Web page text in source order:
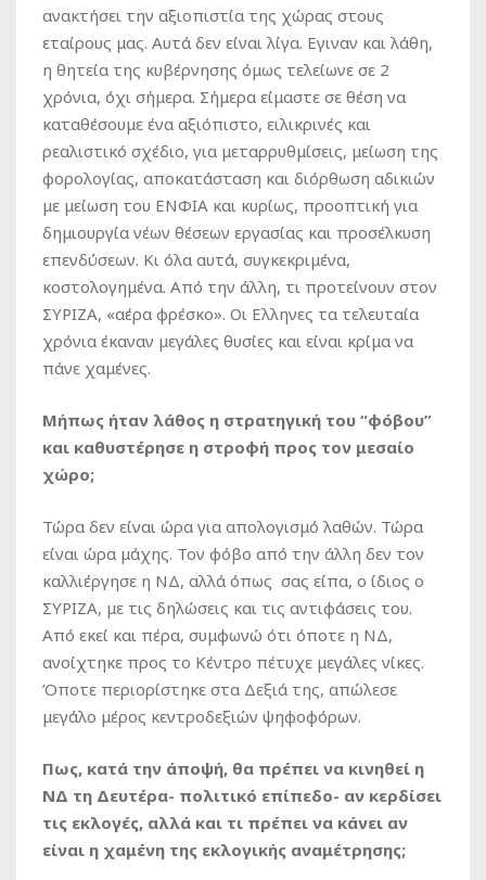
ανακτήσει την αξιοπιστία της χώρας στους
εταίρους μας. Αυτά δεν είναι λίγα. Εγιναν και λάθη,
η θητεία της κυβέρνησης όμως τελείωνε σε 2
χρόνια, όχι σήμερα. Σήμερα είμαστε σε θέση να
καταθέσουμε ένα αξιόπιστο, ειλικρινές και
ρεαλιστικό σχέδιο, για μεταρρυθμίσεις, μείωση της
φορολογίας, αποκατάσταση και διόρθωση αδικιών
με μείωση του ΕΝΦΙΑ και κυρίως, προοπτική για
δημιουργία νέων θέσεων εργασίας και προσέλκυση
επενδύσεων. Κι όλα αυτά, συγκεκριμένα,
κοστολογημένα. Από την άλλη, τι προτείνουν στον
ΣΥΡΙΖΑ, «αέρα φρέσκο». Οι Ελληνες τα τελευταία
χρόνια έκαναν μεγάλες θυσίες και είναι κρίμα να
πάνε χαμένες.
Μήπως ήταν λάθος η στρατηγική του “φόβου”
και καθυστέρησε η στροφή προς τον μεσαίο
χώρο;
Τώρα δεν είναι ώρα για απολογισμό λαθών. Τώρα
είναι ώρα μάχης. Τον φόβο από την άλλη δεν τον
καλλιέργησε η ΝΔ, αλλά όπως σας είπα, ο ίδιος ο
ΣΥΡΙΖΑ, με τις δηλώσεις και τις αντιφάσεις του.
Από εκεί και πέρα, συμφωνώ ότι όποτε η ΝΔ,
ανοίχτηκε προς το Κέντρο πέτυχε μεγάλες νίκες.
Όποτε περιορίστηκε στα Δεξιά της, απώλεσε
μεγάλο μέρος κεντροδεξιών ψηφοφόρων.
Πως, κατά την άποψή, θα πρέπει να κινηθεί η
ΝΔ τη Δευτέρα- πολιτικό επίπεδο- αν κερδίσει
τις εκλογές, αλλά και τι πρέπει να κάνει αν
είναι η χαμένη της εκλογικής αναμέτρησης;